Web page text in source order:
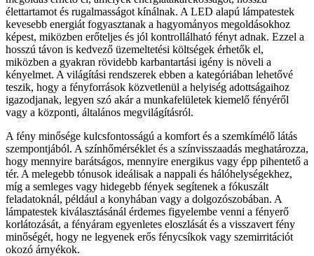
élettartamot és rugalmasságot kínálnak. A LED alapú lámpatestek
kevesebb energiát fogyasztanak a hagyományos megoldásokhoz
képest, miközben erőteljes és jól kontrollálható fényt adnak. Ezzel a
hosszú távon is kedvező üzemeltetési költségek érhetők el,
miközben a gyakran rövidebb karbantartási igény is növeli a
kényelmet. A világítási rendszerek ebben a kategóriában lehetővé
teszik, hogy a fényforrások közvetlenül a helyiség adottságaihoz
igazodjanak, legyen szó akár a munkafelületek kiemelő fényéről
vagy a központi, általános megvilágításról.
A fény minősége kulcsfontosságú a komfort és a szemkímélő látás
szempontjából. A színhőmérséklet és a színvisszaadás meghatározza,
hogy mennyire barátságos, mennyire energikus vagy épp pihentető a
tér. A melegebb tónusok ideálisak a nappali és hálóhelységekhez,
míg a semleges vagy hidegebb fények segítenek a fókuszált
feladatoknál, például a konyhában vagy a dolgozószobában. A
lámpatestek kiválasztásánál érdemes figyelembe venni a fényerő
korlátozását, a fényáram egyenletes eloszlását és a visszavert fény
minőségét, hogy ne legyenek erős fénycsíkok vagy szemirritációt
okozó árnyékok.